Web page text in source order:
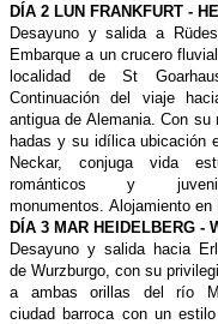
DÍA 2 LUN FRANKFURT -
Desayuno y salida a
Embarquea un crucero
localidad de St
Continuacióndel viaje
antigua de Alemania.Con su
hadas y su idílicaubicación
Neckar, conjuga vida
románticos y
monumentos. Alojamiento en
DÍA 3 MAR HEIDELBERG -
Desayuno y salida hacia
de Wurzburgo, con su
a ambas orillas del río
ciudadbarroca con un